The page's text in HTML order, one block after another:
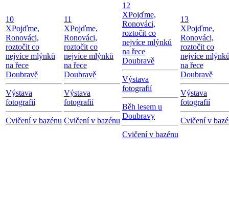
10
XPojďme,
Ronováci,
roztočit co
nejvíce mlýnků
na řece
Doubravě
Výstava
fotografií
Cvičení v bazénu
11
XPojďme,
Ronováci,
roztočit co
nejvíce mlýnků
na řece
Doubravě
Výstava
fotografií
Cvičení v bazénu
12
XPojďme,
Ronováci,
roztočit co
nejvíce mlýnků
na řece
Doubravě
Výstava
fotografií
Běh lesem u
Doubravy
Cvičení v bazénu
13
XPojďme,
Ronováci,
roztočit co
nejvíce
na řece
Doubravě
Výstava
fotografií
Cvičení v